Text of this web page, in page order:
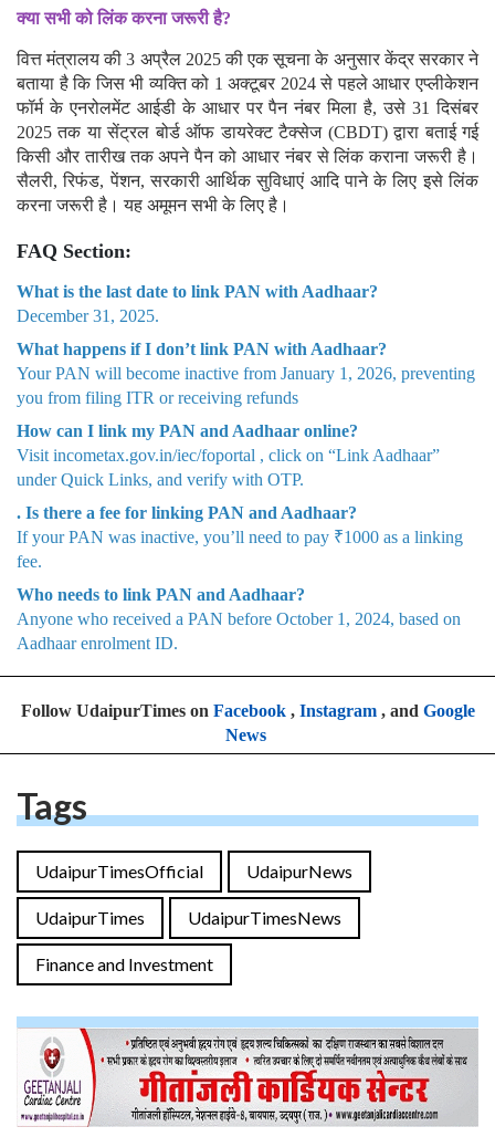
क्या सभी को लिंक करना जरूरी है?
वित्त मंत्रालय की 3 अप्रैल 2025 की एक सूचना के अनुसार केंद्र सरकार ने
बताया है कि जिस भी व्यक्ति को 1 अक्टूबर 2024 से पहले आधार एप्लीकेशन
फॉर्म के एनरोलमेंट आईडी के आधार पर पैन नंबर मिला है, उसे 31 दिसंबर
2025 तक या सेंट्रल बोर्ड ऑफ डायरेक्ट टैक्सेज (CBDT) द्वारा बताई गई
किसी और तारीख तक अपने पैन को आधार नंबर से लिंक कराना जरूरी है।
सैलरी, रिफंड, पेंशन, सरकारी आर्थिक सुविधाएं आदि पाने के लिए इसे लिंक
करना जरूरी है। यह अमूमन सभी के लिए है।
FAQ Section:
What is the last date to link PAN with Aadhaar?
December 31, 2025.
What happens if I don’t link PAN with Aadhaar?
Your PAN will become inactive from January 1, 2026, preventing
you from filing ITR or receiving refunds
How can I link my PAN and Aadhaar online?
Visit incometax.gov.in/iec/foportal , click on “Link Aadhaar”
under Quick Links, and verify with OTP.
. Is there a fee for linking PAN and Aadhaar?
If your PAN was inactive, you’ll need to pay ₹1000 as a linking
fee.
Who needs to link PAN and Aadhaar?
Anyone who received a PAN before October 1, 2024, based on
Aadhaar enrolment ID.
Follow UdaipurTimes on Facebook, Instagram, and Google
News
Tags
UdaipurTimesOfficial UdaipurNews
UdaipurTimes UdaipurTimesNews
Finance and Investment